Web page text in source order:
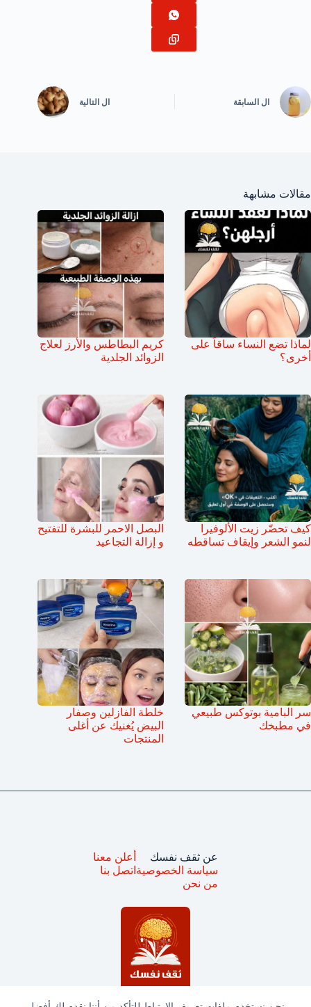
ال السابقة ال التالية
مقالات مشابهة
لماذا تضع النساء ساقاً على
أخرى؟
كريم البطاطس والأرز لعلاج
الزوائد الجلدية
كيف تحضّر زيت الألوفيرا
لنمو الشعر وإيقاف تساقطه
البصل الاحمر للبشرة للتفتيح
و إزالة التجاعيد
سر البامية بوتوكس طبيعي
في مطبخك
خلطة الفازلين وصفار
البيض يُغنيك عن أغلى
المنتجات
عن ثقف نفسك
سياسة الخصوصية
من نحن
أعلن معنا
اتصل بنا